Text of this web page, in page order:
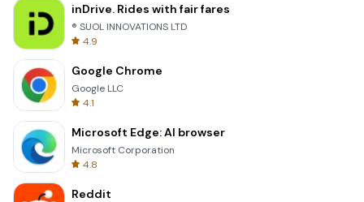
inDrive. Rides with fair fares
® SUOL INNOVATIONS LTD
4.9
Google Chrome
Google LLC
4.1
Microsoft Edge: AI browser
Microsoft Corporation
4.8
Reddit